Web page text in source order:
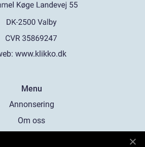
www.klikko.dk
Menu
Annonsering
Om oss